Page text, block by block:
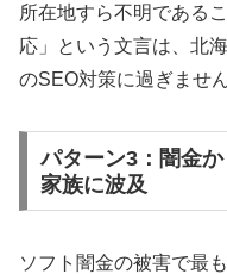
所在地すら不明である
応」という文言は、北
のSEO対策に過ぎません
パターン3：闇金
家族に波及
ソフト闇金の被害で最